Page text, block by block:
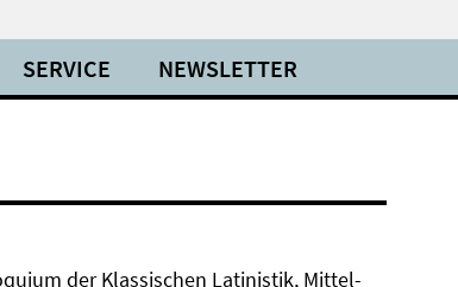
SERVICE NEWSLETTER
der Klassischen Latinistik, Mittel-